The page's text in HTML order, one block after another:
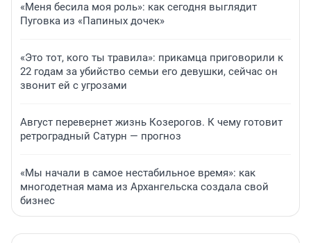
«Меня бесила моя роль»: как сегодня выглядит
Пуговка из «Папиных дочек»
«Это тот, кого ты травила»: прикамца приговорили к
22 годам за убийство семьи его девушки, сейчас он
звонит ей с угрозами
Август перевернет жизнь Козерогов. К чему готовит
ретроградный Сатурн — прогноз
«Мы начали в самое нестабильное время»: как
многодетная мама из Архангельска создала свой
бизнес